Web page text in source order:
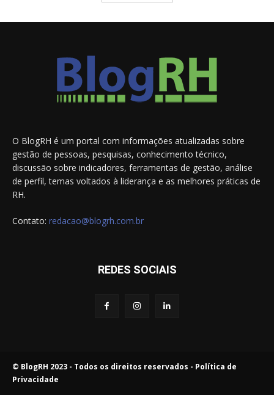
O BlogRH é um portal com informações atualizadas sobre
gestão de pessoas, pesquisas, conhecimento técnico,
discussão sobre indicadores, ferramentas de gestão, análise
de perfil, temas voltados à liderança e as melhores práticas de
RH.
Contato: redacao@blogrh.com.br
REDES SOCIAIS
© BlogRH 2023 - Todos os direitos reservados - Política de
Privacidade